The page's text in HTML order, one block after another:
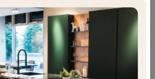
La Seggiola: il
slitta da cucina presente
aspettando